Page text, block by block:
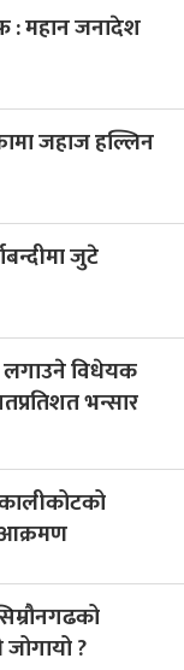
: महान जनादेश
जहाज हल्लिन
जुटे
लगाउने विधेयक
भन्सार
आक्रमण
?